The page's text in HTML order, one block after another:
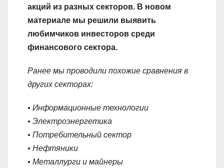
акций из разных секторов. В новом
материале мы решили выявить
любимчиков инвесторов среди
финансового сектора.
Ранее мы проводили похожие сравнения в
других секторах:
• Информационные технологии
• Электроэнергетика
• Потребительный сектор
• Нефтяники
• Металлурги и майнеры